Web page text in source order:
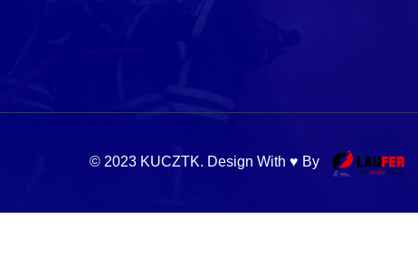
© 2023 KUCZTK. Design With ♥ By